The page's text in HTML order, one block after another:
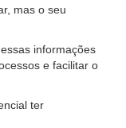
mas o seu
informações
e facilitar o
ter